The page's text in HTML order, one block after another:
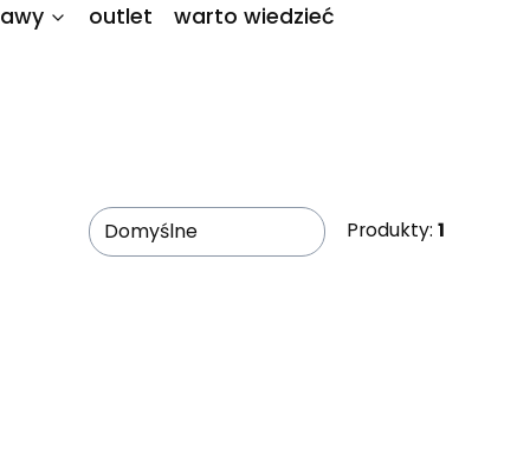
outlet warto wiedzieć
Domyślne Produkty: 1